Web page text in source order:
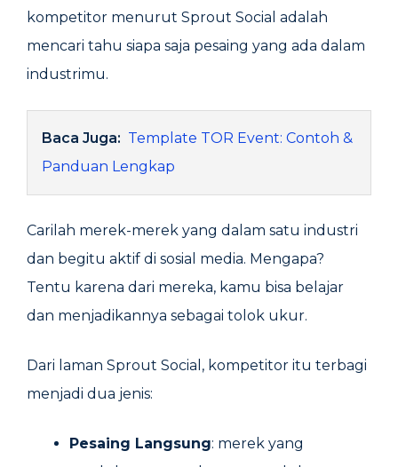
kompetitor menurut Sprout Social adalah
mencari tahu siapa saja pesaing yang ada dalam
industrimu.
Baca Juga: Template TOR Event: Contoh &
Panduan Lengkap
Carilah merek-merek yang dalam satu industri
dan begitu aktif di sosial media. Mengapa?
Tentu karena dari mereka, kamu bisa belajar
dan menjadikannya sebagai tolok ukur.
Dari laman Sprout Social, kompetitor itu terbagi
menjadi dua jenis:
Pesaing Langsung: merek yang